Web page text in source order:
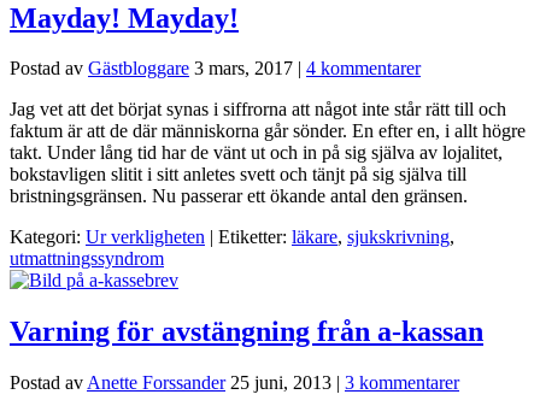
Mayday! Mayday!
Postad av Gästbloggare 3 mars, 2017
4 kommentarer
Jag vet att det börjat synas i siffrorna att något inte står rätt till och
faktum är att de där människorna går sönder. En efter en, i allt högre
takt. Under lång tid har de vänt ut och in på sig själva av lojalitet,
bokstavligen slitit i sitt anletes svett och tänjt på sig själva till
bristningsgränsen. Nu passerar ett ökande antal den gränsen.
Kategori: Ur verkligheten | Etiketter: läkare, sjukskrivning,
utmattningssyndrom
Varning för avstängning från a-kassan
Postad av Anette Forssander 25 juni, 2013 | 3 kommentarer